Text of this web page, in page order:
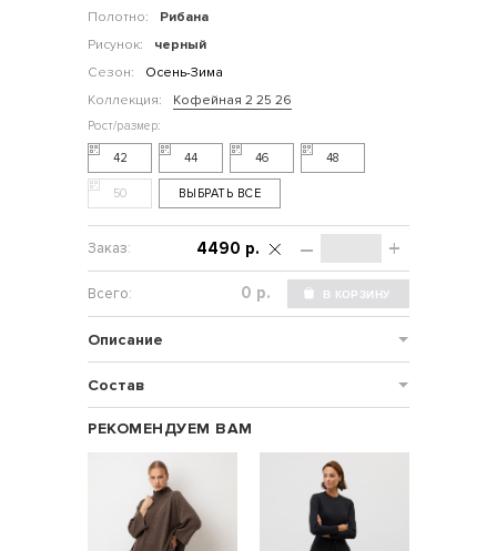
Полотно:
Рибана
Рисунок:
черный
Сезон:
Осень-Зима
Коллекция:
Кофейная 2 25 26
42 44 46 48
50 ВЫБРАТЬ ВСЕ
– +
4490 р.
р.
Описание
Состав
РЕКОМЕНДУЕМ ВАМ